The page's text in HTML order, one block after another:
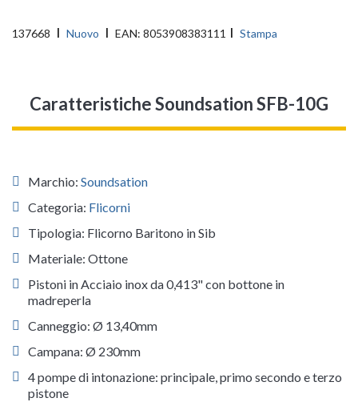
137668 Nuovo EAN: 8053908383111 Stampa
Caratteristiche Soundsation SFB-10G
Marchio: Soundsation
Categoria: Flicorni
Tipologia: Flicorno Baritono in Sib
Materiale: Ottone
Pistoni in Acciaio inox da 0,413" con bottone in
madreperla
Canneggio: Ø 13,40mm
Campana: Ø 230mm
4 pompe di intonazione: principale, primo secondo e terzo
pistone